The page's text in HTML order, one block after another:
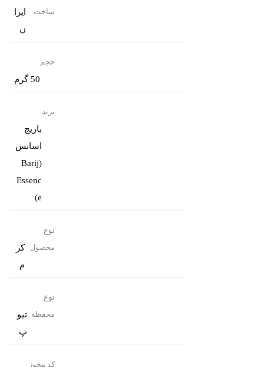
ساخت
ایرا
ن
حجم
50 گرم
برند
باریج
اسانس
(Barij
Essenc
e)
نوع
محصول
کر
م
نوع
محفظه تیو
پ
کد مجوز